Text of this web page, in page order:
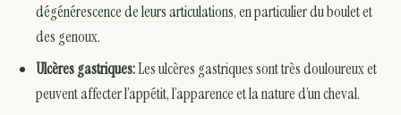
dégénérescence de leurs articulations, en particulier du boulet et
des genoux.
Ulcères gastriques:Les ulcères gastriques sont très douloureux et
peuvent affecter l’appétit, l’apparence et la nature d’un cheval.